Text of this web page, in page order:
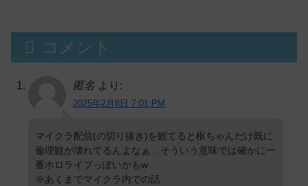
コメント
匿名 より:
2025年2月8日 7:01 PM
マイクラ配信(の切り抜き)を観てると枢ちゃんだけ既に
倫理観が壊れてるんよなぁ…そういう意味では確かに一
番ホロライブっぽいかもw
※あくまでマイクラ内での話